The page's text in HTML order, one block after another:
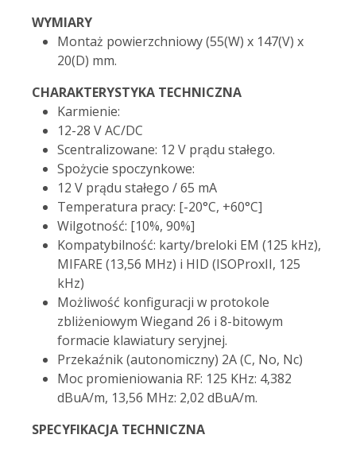
WYMIARY
Montaż powierzchniowy (55(W) x 147(V) x
20(D) mm.
CHARAKTERYSTYKA TECHNICZNA
Karmienie:
12-28 V AC/DC
Scentralizowane: 12 V prądu stałego.
Spożycie spoczynkowe:
12 V prądu stałego / 65 mA
Temperatura pracy: [-20°C, +60°C]
Wilgotność: [10%, 90%]
Kompatybilność: karty/breloki EM (125 kHz),
MIFARE (13,56 MHz) i HID (ISOProxII, 125
kHz)
Możliwość konfiguracji w protokole
zbliżeniowym Wiegand 26 i 8-bitowym
formacie klawiatury seryjnej.
Przekaźnik (autonomiczny) 2A (C, No, Nc)
Moc promieniowania RF: 125 KHz: 4,382
dBuA/m, 13,56 MHz: 2,02 dBuA/m.
SPECYFIKACJA TECHNICZNA